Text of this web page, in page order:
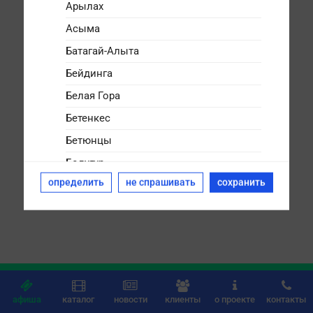

афиша

каталог

новости

клиенты

о проекте

контакты
Арылах
Асыма
Батагай-Алыта
Бейдинга
Белая Гора
Бетенкес
Бетюнцы
Болугур
Булгунняхтах
Бясь-Кюёль
Дюпся
Дябыла
определить не спрашивать сохранить